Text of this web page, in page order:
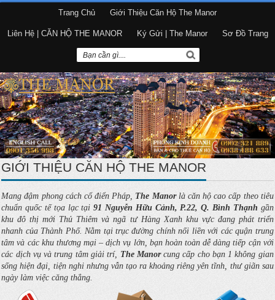
Trang Chủ Giới Thiệu Căn Hộ The Manor
Liên Hệ | CĂN HỘ THE MANOR Ký Gửi | The Manor Sơ Đồ Trang
GIỚI THIỆU CĂN HỘ THE MANOR
Mang đậm phong cách cổ điển Pháp, The Manorlà căn hộ cao cấp theo tiêu
chuẩn quốc tế tọa lạc tại91 Nguyễn Hữu Cảnh, P.22, Q. Bình Thạnh gần
khu đô thị mới Thủ Thiêm và ngã tư Hàng Xanh khu vực đang phát triển
nhanh của Thành Phố. Nằm tại trục đường chính nối liền với các quận trung
tâm và các khu thương mại – dịch vụ lớn, bạn hoàn toàn dễ dàng tiếp cận với
các dịch vụ và trung tâm giải trí, The Manorcung cấp cho bạn 1 không gian
sống hiện đại, tiện nghi nhưng vẫn tạo ra khoảng riêng yên tĩnh, thư giãn sau
ngày làm việc căng thẳng.